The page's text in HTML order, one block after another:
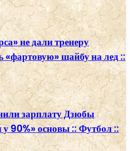
не дали тренеру
«фартовую» шайбу на лед ::
зарплату Дзюбы
90%» основы :: Футбол ::